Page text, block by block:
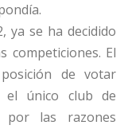
ya se ha decidido
competiciones. El
de votar
el único club de
por las razones